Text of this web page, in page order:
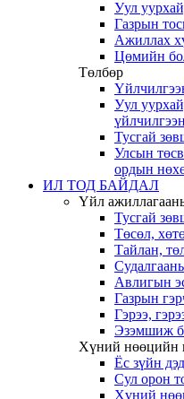
Уул
Газрын
Ажиллах
Цөмийн
Төлбөр
Уул
Тусгай
Улсын
ордын
ИЛ ТОД БАЙДАЛ
Үйл
Тусгай
Төсөл,
Тайлан,
Авлигын
Газрын
Гэрээ,
Эзэмшиж
Хүний нөөцийн
Ёс зүйн
Сул орон
Хүний